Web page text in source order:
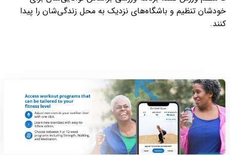
خودشان تنظیم و باشگاه‌های نزدیک به محل زندگی‌شان را پیدا
کنند.